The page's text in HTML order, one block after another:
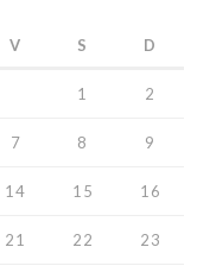
V S D
1 2
7 8 9
14 15 16
21 22 23